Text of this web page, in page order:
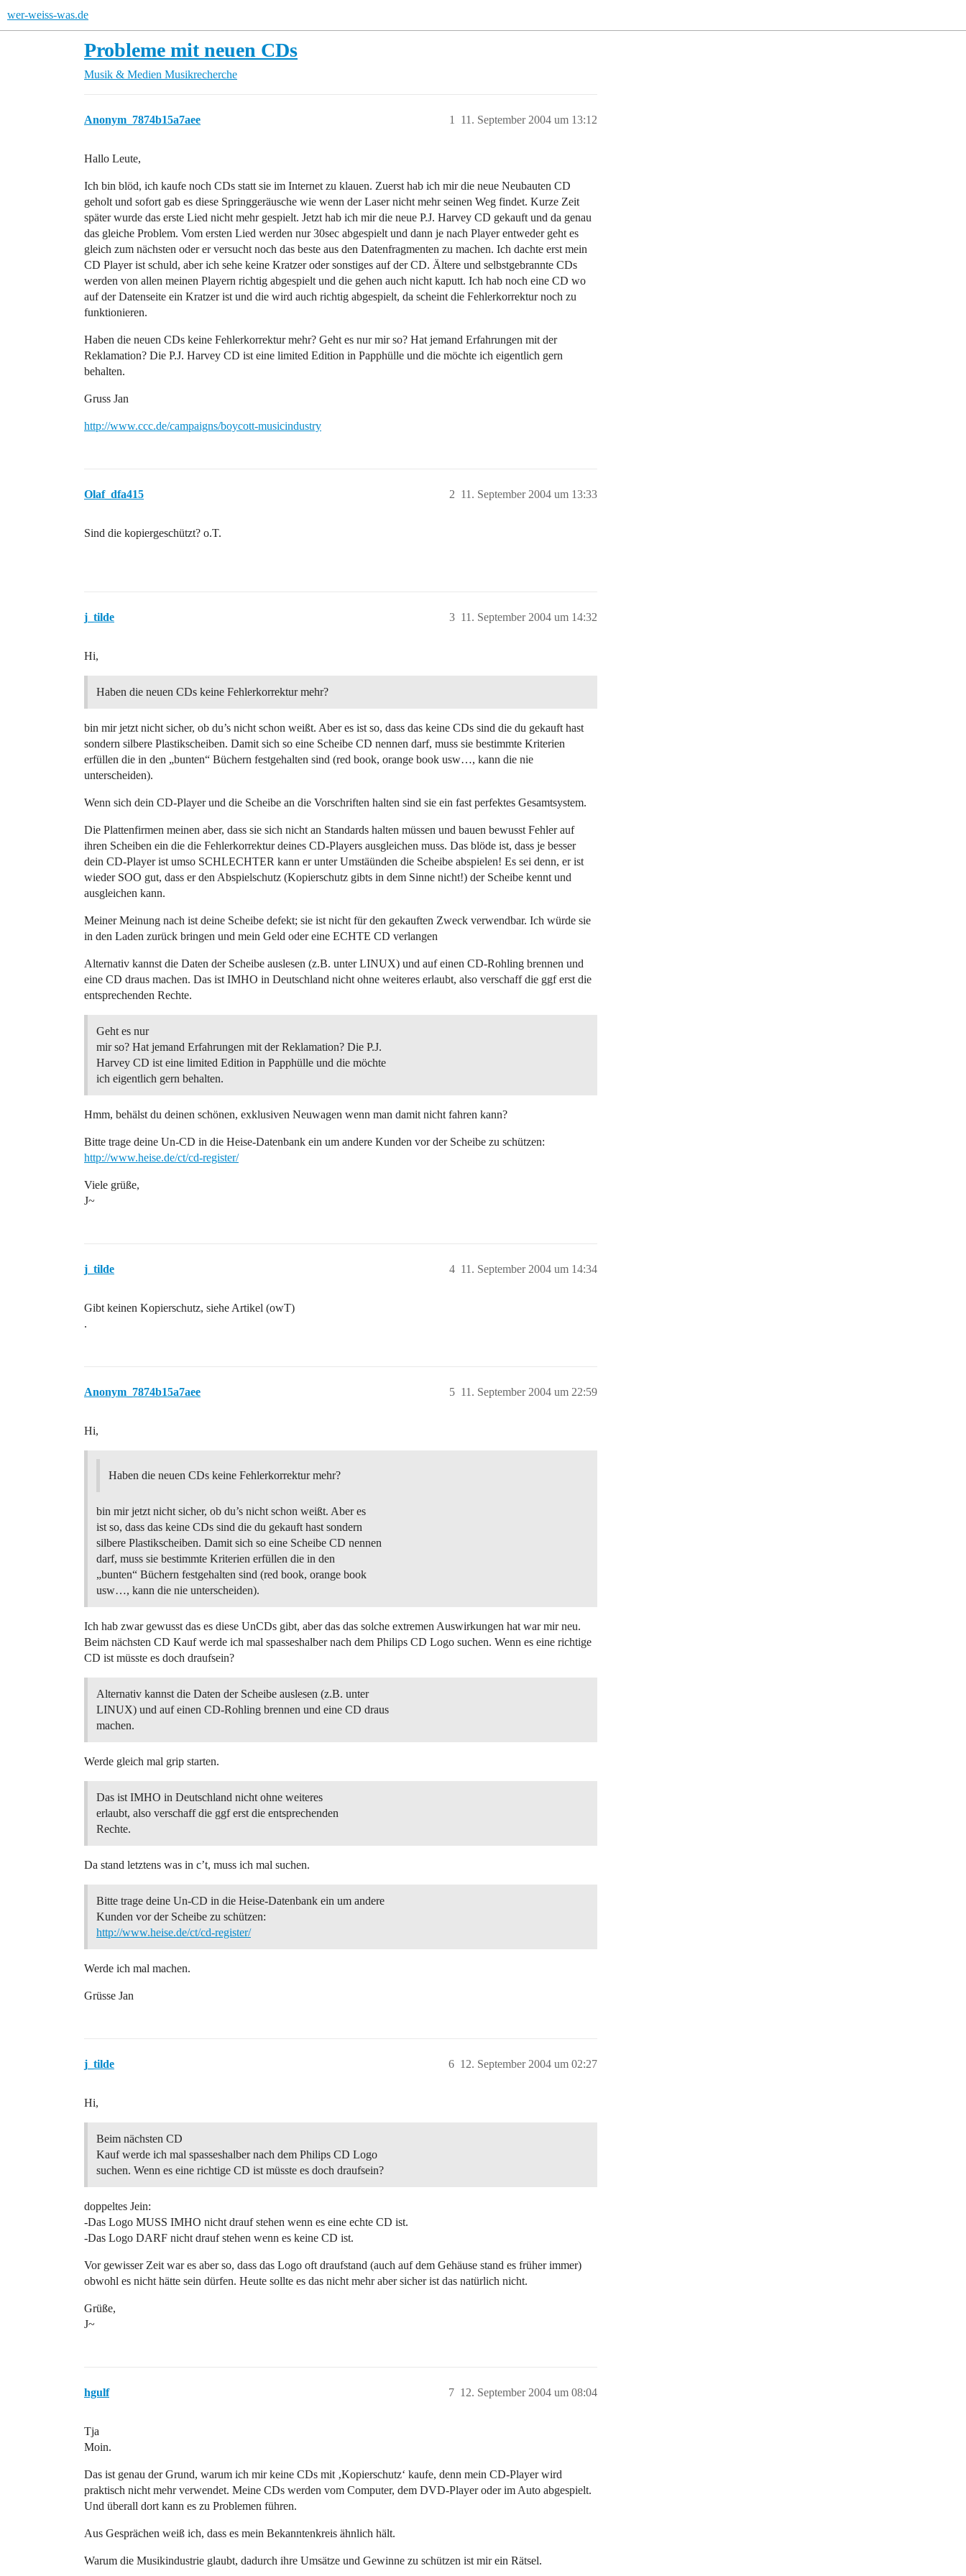
wer-weiss-was.de
Probleme mit neuen CDs
Musik & Medien Musikrecherche
Anonym_7874b15a7aee 11. September 2004 um 13:12
1
Hallo Leute,
Ich bin blöd, ich kaufe noch CDs statt sie im Internet zu klauen. Zuerst hab ich mir die neue Neubauten CD
geholt und sofort gab es diese Springgeräusche wie wenn der Laser nicht mehr seinen Weg findet. Kurze Zeit
später wurde das erste Lied nicht mehr gespielt. Jetzt hab ich mir die neue P.J. Harvey CD gekauft und da genau
das gleiche Problem. Vom ersten Lied werden nur 30sec abgespielt und dann je nach Player entweder geht es
gleich zum nächsten oder er versucht noch das beste aus den Datenfragmenten zu machen. Ich dachte erst mein
CD Player ist schuld, aber ich sehe keine Kratzer oder sonstiges auf der CD. Ältere und selbstgebrannte CDs
werden von allen meinen Playern richtig abgespielt und die gehen auch nicht kaputt. Ich hab noch eine CD wo
auf der Datenseite ein Kratzer ist und die wird auch richtig abgespielt, da scheint die Fehlerkorrektur noch zu
funktionieren.
Haben die neuen CDs keine Fehlerkorrektur mehr? Geht es nur mir so? Hat jemand Erfahrungen mit der
Reklamation? Die P.J. Harvey CD ist eine limited Edition in Papphülle und die möchte ich eigentlich gern
behalten.
Gruss Jan
http://www.ccc.de/campaigns/boycott-musicindustry
Olaf_dfa415 11. September 2004 um 13:33
2
Sind die kopiergeschützt? o.T.
j_tilde 11. September 2004 um 14:32
3
Hi,
Haben die neuen CDs keine Fehlerkorrektur mehr?
bin mir jetzt nicht sicher, ob du’s nicht schon weißt. Aber es ist so, dass das keine CDs sind die du gekauft hast
sondern silbere Plastikscheiben. Damit sich so eine Scheibe CD nennen darf, muss sie bestimmte Kriterien
erfüllen die in den „bunten“ Büchern festgehalten sind (red book, orange book usw…, kann die nie
unterscheiden).
Wenn sich dein CD-Player und die Scheibe an die Vorschriften halten sind sie ein fast perfektes Gesamtsystem.
Die Plattenfirmen meinen aber, dass sie sich nicht an Standards halten müssen und bauen bewusst Fehler auf
ihren Scheiben ein die die Fehlerkorrektur deines CD-Players ausgleichen muss. Das blöde ist, dass je besser
dein CD-Player ist umso SCHLECHTER kann er unter Umstäünden die Scheibe abspielen! Es sei denn, er ist
wieder SOO gut, dass er den Abspielschutz (Kopierschutz gibts in dem Sinne nicht!) der Scheibe kennt und
ausgleichen kann.
Meiner Meinung nach ist deine Scheibe defekt; sie ist nicht für den gekauften Zweck verwendbar. Ich würde sie
in den Laden zurück bringen und mein Geld oder eine ECHTE CD verlangen
Alternativ kannst die Daten der Scheibe auslesen (z.B. unter LINUX) und auf einen CD-Rohling brennen und
eine CD draus machen. Das ist IMHO in Deutschland nicht ohne weiteres erlaubt, also verschaff die ggf erst die
entsprechenden Rechte.
Geht es nur
mir so? Hat jemand Erfahrungen mit der Reklamation? Die P.J.
Harvey CD ist eine limited Edition in Papphülle und die möchte
ich eigentlich gern behalten.
Hmm, behälst du deinen schönen, exklusiven Neuwagen wenn man damit nicht fahren kann?
Bitte trage deine Un-CD in die Heise-Datenbank ein um andere Kunden vor der Scheibe zu schützen:
http://www.heise.de/ct/cd-register/
Viele grüße,
J~
j_tilde 11. September 2004 um 14:34
4
Gibt keinen Kopierschutz, siehe Artikel (owT)
.
Anonym_7874b15a7aee 11. September 2004 um 22:59
5
Hi,
Haben die neuen CDs keine Fehlerkorrektur mehr?
bin mir jetzt nicht sicher, ob du’s nicht schon weißt. Aber es
ist so, dass das keine CDs sind die du gekauft hast sondern
silbere Plastikscheiben. Damit sich so eine Scheibe CD nennen
darf, muss sie bestimmte Kriterien erfüllen die in den
„bunten“ Büchern festgehalten sind (red book, orange book
usw…, kann die nie unterscheiden).
Ich hab zwar gewusst das es diese UnCDs gibt, aber das das solche extremen Auswirkungen hat war mir neu.
Beim nächsten CD Kauf werde ich mal spasseshalber nach dem Philips CD Logo suchen. Wenn es eine richtige
CD ist müsste es doch draufsein?
Alternativ kannst die Daten der Scheibe auslesen (z.B. unter
LINUX) und auf einen CD-Rohling brennen und eine CD draus
machen.
Werde gleich mal grip starten.
Das ist IMHO in Deutschland nicht ohne weiteres
erlaubt, also verschaff die ggf erst die entsprechenden
Rechte.
Da stand letztens was in c’t, muss ich mal suchen.
Bitte trage deine Un-CD in die Heise-Datenbank ein um andere
Kunden vor der Scheibe zu schützen:
http://www.heise.de/ct/cd-register/
Werde ich mal machen.
Grüsse Jan
j_tilde 12. September 2004 um 02:27
6
Hi,
Beim nächsten CD
Kauf werde ich mal spasseshalber nach dem Philips CD Logo
suchen. Wenn es eine richtige CD ist müsste es doch draufsein?
doppeltes Jein:
-Das Logo MUSS IMHO nicht drauf stehen wenn es eine echte CD ist.
-Das Logo DARF nicht drauf stehen wenn es keine CD ist.
Vor gewisser Zeit war es aber so, dass das Logo oft draufstand (auch auf dem Gehäuse stand es früher immer)
obwohl es nicht hätte sein dürfen. Heute sollte es das nicht mehr aber sicher ist das natürlich nicht.
Grüße,
J~
hgulf 12. September 2004 um 08:04
7
Tja
Moin.
Das ist genau der Grund, warum ich mir keine CDs mit ‚Kopierschutz‘ kaufe, denn mein CD-Player wird
praktisch nicht mehr verwendet. Meine CDs werden vom Computer, dem DVD-Player oder im Auto abgespielt.
Und überall dort kann es zu Problemen führen.
Aus Gesprächen weiß ich, dass es mein Bekanntenkreis ähnlich hält.
Warum die Musikindustrie glaubt, dadurch ihre Umsätze und Gewinne zu schützen ist mir ein Rätsel.